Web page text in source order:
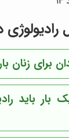
برای
باید